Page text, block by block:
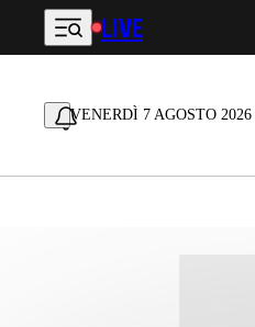
Vai al contenuto principale
LIVE
VENERDÌ 7 AGOSTO 2026